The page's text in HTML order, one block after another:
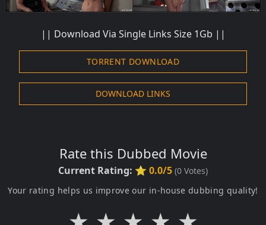
|| Download Via Single Links Size 1Gb ||
TORRENT DOWNLOAD
DOWNLOAD LINKS
Rate this Dubbed Movie
Current Rating: ⭐ 0.0/5 (0 Votes)
Your rating helps us improve our in-house dubbing quality!